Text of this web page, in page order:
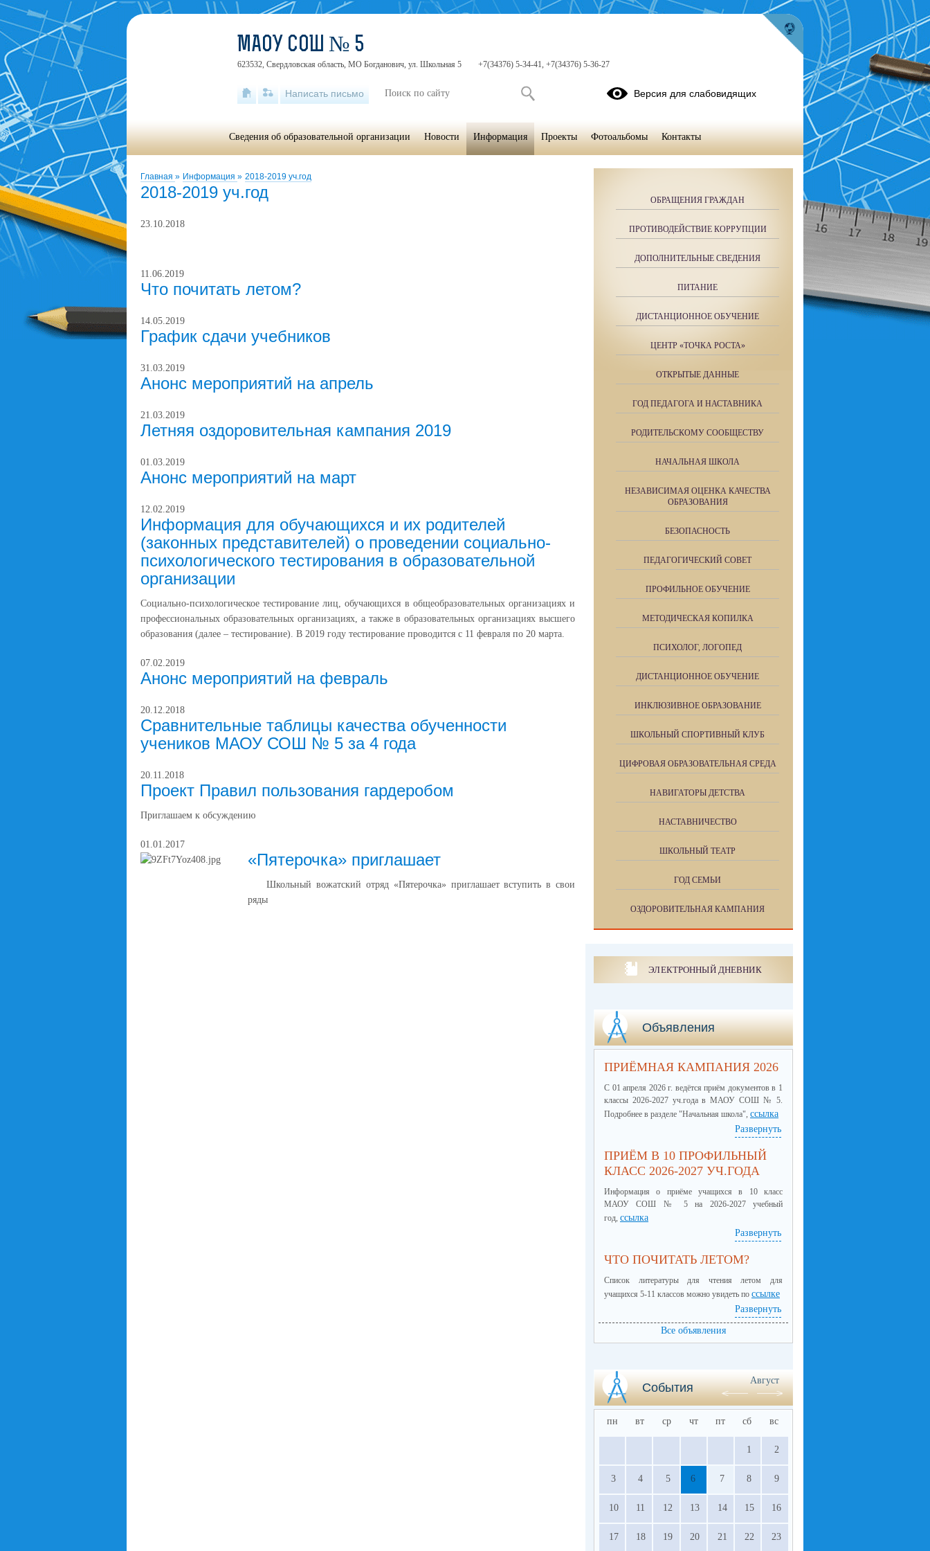
Главная » Информация » 2018-2019 уч.год
2018-2019 уч.год
23.10.2018
11.06.2019
Что почитать летом?
14.05.2019
График сдачи учебников
31.03.2019
Анонс мероприятий на апрель
21.03.2019
Летняя оздоровительная кампания 2019
01.03.2019
Анонс мероприятий на март
12.02.2019
Информация для обучающихся и их родителей
(законных представителей) о проведении социально-
психологического тестирования в образовательной
организации
Социально-психологическое тестирование лиц, обучающихся в общеобразовательных организациях и
профессиональных образовательных организациях, а также в образовательных организациях высшего
образования (далее – тестирование). В 2019 году тестирование проводится с 11 февраля по 20 марта.
07.02.2019
Анонс мероприятий на февраль
20.12.2018
Сравнительные таблицы качества обученности
учеников МАОУ СОШ № 5 за 4 года
20.11.2018
Проект Правил пользования гардеробом
Приглашаем к обсуждению
01.01.2017
«Пятерочка» приглашает
Школьный вожатский отряд «Пятерочка» приглашает вступить в свои
ряды
ОБРАЩЕНИЯ ГРАЖДАН
ПРОТИВОДЕЙСТВИЕ КОРРУПЦИИ
ДОПОЛНИТЕЛЬНЫЕ СВЕДЕНИЯ
ПИТАНИЕ
ДИСТАНЦИОННОЕ ОБУЧЕНИЕ
ЦЕНТР «ТОЧКА РОСТА»
ОТКРЫТЫЕ ДАННЫЕ
ГОД ПЕДАГОГА И НАСТАВНИКА
РОДИТЕЛЬСКОМУ СООБЩЕСТВУ
НАЧАЛЬНАЯ ШКОЛА
НЕЗАВИСИМАЯ ОЦЕНКА КАЧЕСТВА
ОБРАЗОВАНИЯ
БЕЗОПАСНОСТЬ
ПЕДАГОГИЧЕСКИЙ СОВЕТ
ПРОФИЛЬНОЕ ОБУЧЕНИЕ
МЕТОДИЧЕСКАЯ КОПИЛКА
ПСИХОЛОГ, ЛОГОПЕД
ДИСТАНЦИОННОЕ ОБУЧЕНИЕ
ИНКЛЮЗИВНОЕ ОБРАЗОВАНИЕ
ШКОЛЬНЫЙ СПОРТИВНЫЙ КЛУБ
ЦИФРОВАЯ ОБРАЗОВАТЕЛЬНАЯ СРЕДА
НАВИГАТОРЫ ДЕТСТВА
НАСТАВНИЧЕСТВО
ШКОЛЬНЫЙ ТЕАТР
ГОД СЕМЬИ
ОЗДОРОВИТЕЛЬНАЯ КАМПАНИЯ
ЭЛЕКТРОННЫЙ ДНЕВНИК
Объявления
ПРИЁМНАЯ КАМПАНИЯ 2026
С 01 апреля 2026 г. ведётся приём документов в 1
классы 2026-2027 уч.года в МАОУ СОШ № 5.
Подробнее в разделе "Начальная школа", ссылка
Развернуть
ПРИЁМ В 10 ПРОФИЛЬНЫЙ
КЛАСС 2026-2027 УЧ.ГОДА
Информация о приёме учащихся в 10 класс
МАОУ СОШ № 5 на 2026-2027 учебный
год, ссылка
Развернуть
ЧТО ПОЧИТАТЬ ЛЕТОМ?
Список литературы для чтения летом для
учащихся 5-11 классов можно увидеть по ссылке
Развернуть
Все объявления
События
Август
пн вт ср чт пт сб вс
1 2
3 4 5 6 7 8 9
10 11 12 13 14 15 16
17 18 19 20 21 22 23
МАОУ СОШ № 5
623532, Свердловская область, МО Богданович, ул. Школьная 5 +7(34376) 5-34-41, +7(34376) 5-36-27
Написать письмо Версия для слабовидящих
Сведения об образовательной организации Новости Информация Проекты Фотоальбомы Контакты